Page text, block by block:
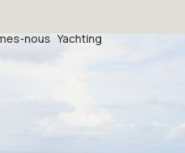
nous Yachting